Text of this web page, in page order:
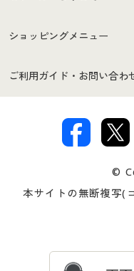
はじめての方へ
セシールご利用規約
著作権・商標について
ショッピングメニュー
商品カテゴリ
プレゼント＆キャンペーン
ご利用ガイド・お問い合わ
交換・返品は
ついて
©
本サイトの無断複写(